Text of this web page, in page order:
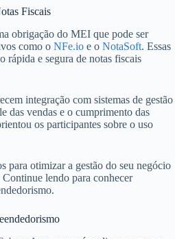
Fiscais
obrigação do MEI que pode ser
como o NFe.io e o NotaSoft. Essas
rápida e segura de notas fiscais
integração com sistemas de gestão
das vendas e o cumprimento das
os participantes sobre o uso
para otimizar a gestão do seu negócio
lendo para conhecer